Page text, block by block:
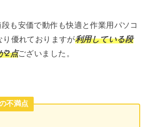
も安価で動作も快適と作業用パソコ
り優れておりますが利用している段
2点ございました。
不満点